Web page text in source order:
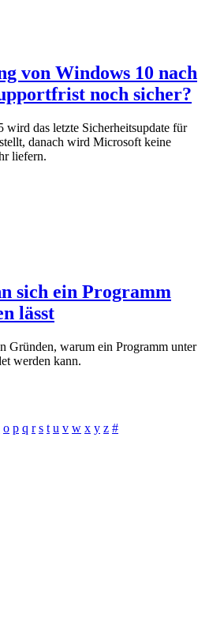
von Windows 10 nach
noch sicher?
wird das letzte Sicherheitsupdate für
danach wird Microsoft keine
liefern.
sich ein Programm
lässt
Gründen, warum ein Programm unter
werden kann.
o p q r s t u v w x y z #